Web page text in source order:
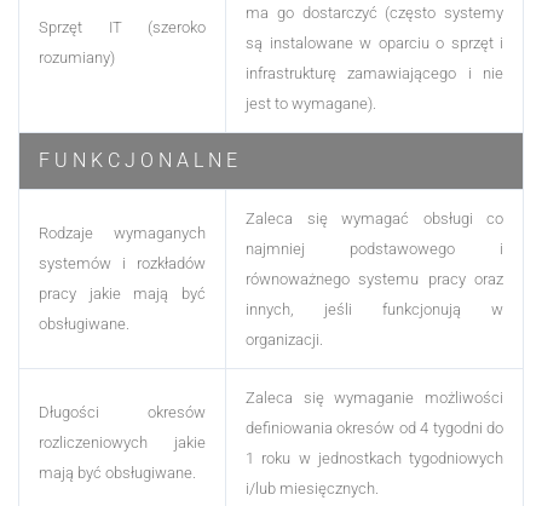
Sprzęt IT (szeroko
rozumiany)
ma go dostarczyć (często systemy
są instalowane w oparciu o sprzęt i
infrastrukturę zamawiającego i nie
jest to wymagane).
F U N K C J O N A L N E
Rodzaje wymaganych
systemów i rozkładów
pracy jakie mają być
obsługiwane.
Zaleca się wymagać obsługi co
najmniej podstawowego i
równoważnego systemu pracy oraz
innych, jeśli funkcjonują w
organizacji.
Długości okresów
rozliczeniowych jakie
mają być obsługiwane.
Zaleca się wymaganie możliwości
definiowania okresów od 4 tygodni do
1 roku w jednostkach tygodniowych
i/lub miesięcznych.